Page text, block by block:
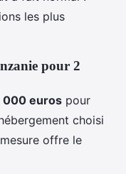
les plus
pour 2
euros pour
choisi
offre le